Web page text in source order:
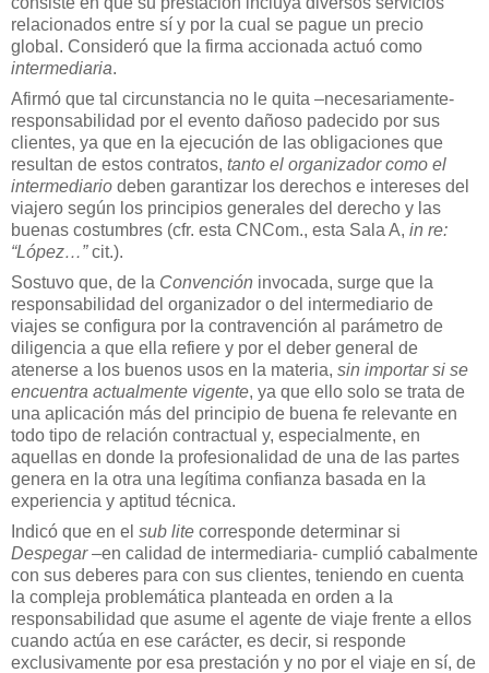
relacionados entre sí y por la cual se pague un precio
global. Consideró que la firma accionada actuó como
intermediaria.
Afirmó que tal circunstancia no le quita –necesariamente-
responsabilidad por el evento dañoso padecido por sus
clientes, ya que en la ejecución de las obligaciones que
resultan de estos contratos, tanto el organizador como el
intermediario deben garantizar los derechos e intereses del
viajero según los principios generales del derecho y las
buenas costumbres (cfr. esta CNCom., esta Sala A, in re:
“López…”cit.).
Sostuvo que, de la Convención invocada, surge que la
responsabilidad del organizador o del intermediario de
viajes se configura por la contravención al parámetro de
diligencia a que ella refiere y por el deber general de
atenerse a los buenos usos en la materia, sin importar si se
encuentra actualmente vigente, ya que ello solo se trata de
una aplicación más del principio de buena fe relevante en
todo tipo de relación contractual y, especialmente, en
aquellas en donde la profesionalidad de una de las partes
genera en la otra una legítima confianza basada en la
experiencia y aptitud técnica.
Indicó que en el sub lite corresponde determinar si
Despegar–en calidad de intermediaria- cumplió cabalmente
con sus deberes para con sus clientes, teniendo en cuenta
la compleja problemática planteada en orden a la
responsabilidad que asume el agente de viaje frente a ellos
cuando actúa en ese carácter, es decir, si responde
exclusivamente por esa prestación y no por el viaje en sí, de